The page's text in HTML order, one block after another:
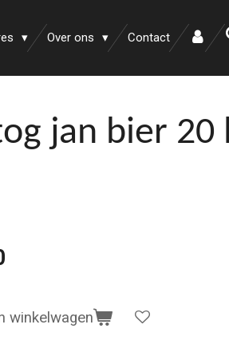
Over ons Contact
jan bier 20
winkelwagen